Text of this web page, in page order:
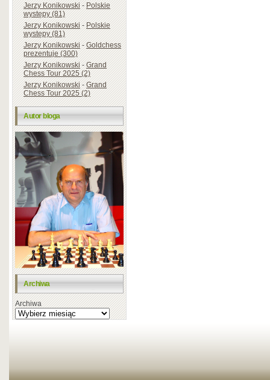
Jerzy Konikowski-Polskie
występy (81)
Jerzy Konikowski-Polskie
występy (81)
Jerzy Konikowski-Goldchess
prezentuje (300)
Jerzy Konikowski-Grand
Chess Tour 2025 (2)
Jerzy Konikowski-Grand
Chess Tour 2025 (2)
Autor bloga
Archiwa
Archiwa